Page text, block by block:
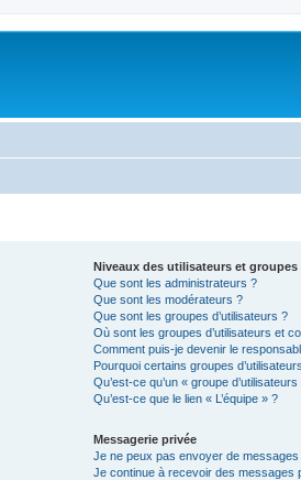
Niveaux des utilisateurs et groupes
Que sont les administrateurs ?
Que sont les modérateurs ?
Que sont les groupes d’utilisateurs ?
Où sont les groupes d’utilisateurs et
Comment puis-je devenir le
Pourquoi certains groupes
Qu’est-ce qu’un « groupe
Qu’est-ce que le lien « L’équipe » ?
Messagerie privée
Je ne peux pas envoyer de messages
Je continue à recevoir des messages